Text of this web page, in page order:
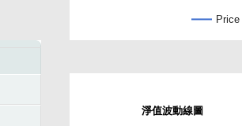
Price
淨值波動線圖